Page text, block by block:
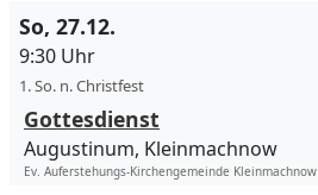
So, 27.12.
9:30 Uhr
1. So. n. Christfest
Gottesdienst
Augustinum, Kleinmachnow
Ev. Auferstehungs-Kirchengemeinde Kleinmachnow